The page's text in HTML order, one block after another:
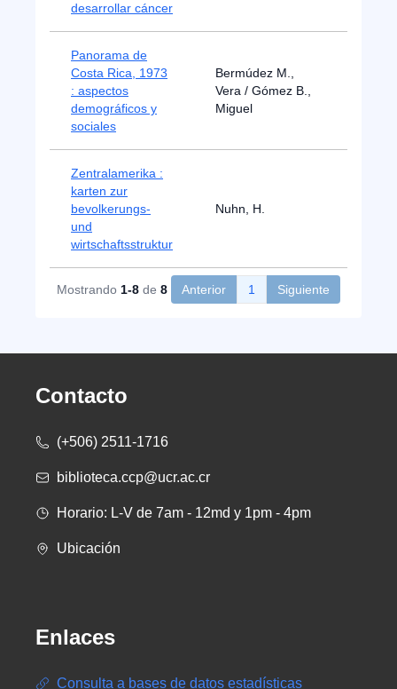
desarrollar cáncer
Panorama de
Costa Rica, 1973
: aspectos
demográficos y
sociales
Bermúdez M.,
Vera / Gómez B.,
Miguel
Zentralamerika :
karten zur
bevolkerungs-
und
wirtschaftsstruktur
Nuhn, H.
Mostrando 1-8 de 8 Anterior 1 Siguiente
Contacto
(+506) 2511-1716
biblioteca.ccp@ucr.ac.cr
Horario: L-V de 7am - 12md y 1pm - 4pm
Ubicación
Enlaces
Consulta a bases de datos estadísticas